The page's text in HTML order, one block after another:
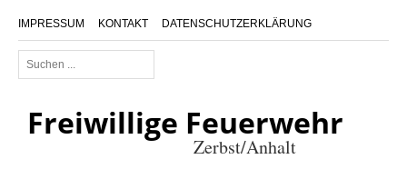
IMPRESSUM KONTAKT DATENSCHUTZERKLÄRUNG
Suchen
...
Freiwillige Feuerwehr
Zerbst/Anhalt